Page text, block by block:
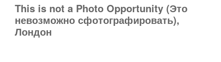
This is not a Photo Opportunity (Это
невозможно сфотографировать),
Лондон